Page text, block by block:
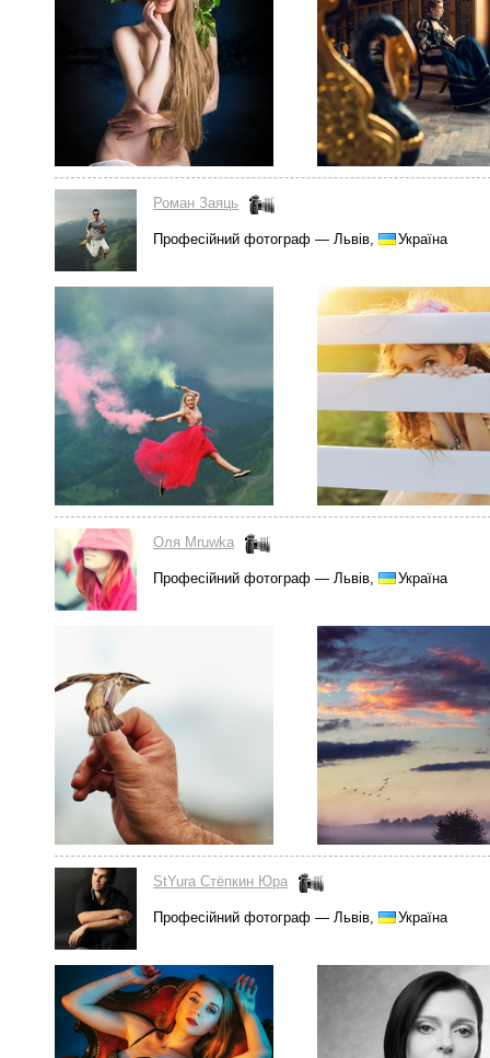
Роман Заяць
Професійний фотограф — Львів, Україна
Оля Mruwka
Професійний фотограф — Львів, Україна
StYura Стёпкин Юра
Професійний фотограф — Львів, Україна